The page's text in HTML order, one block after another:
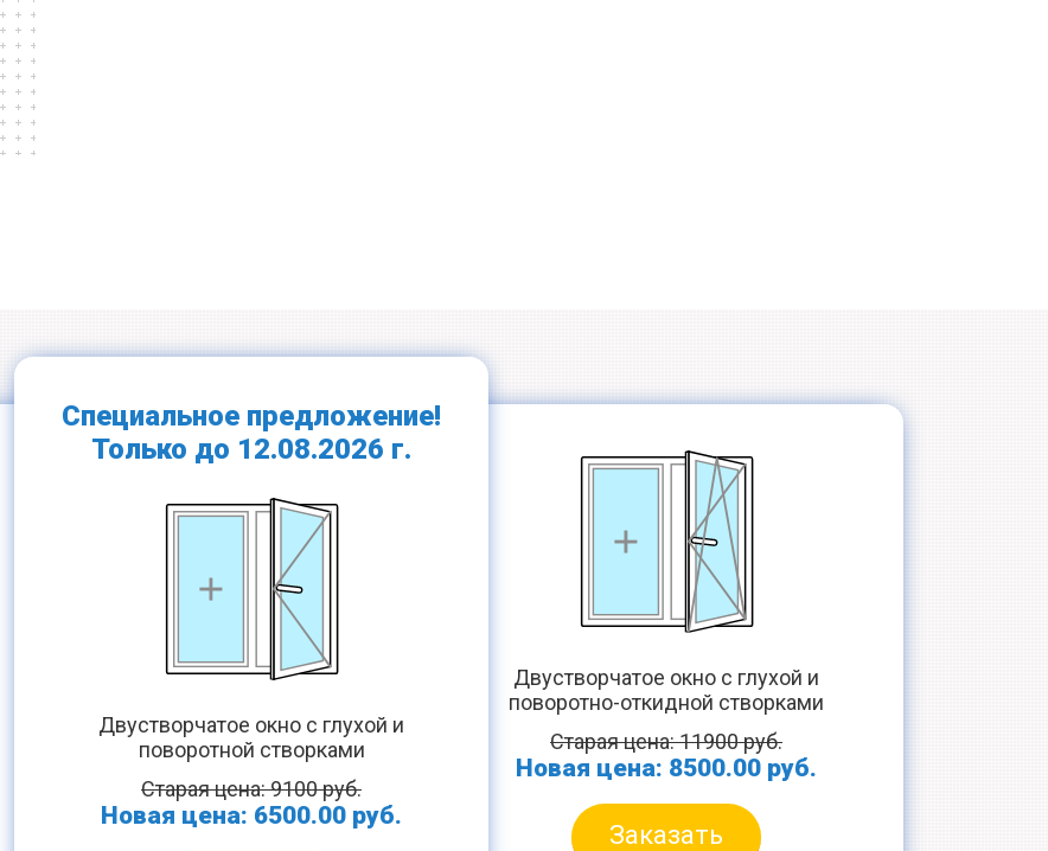
Специальное предложение!
Только до 12.08.2026 г.
Двустворчатое окно с глухой и
поворотной створками
Старая цена: 9100 руб.
Новая цена: 6500.00 руб.
Двустворчатое окно с глухой и
поворотно-откидной створками
Старая цена: 11900 руб.
Новая цена: 8500.00 руб.
Заказать